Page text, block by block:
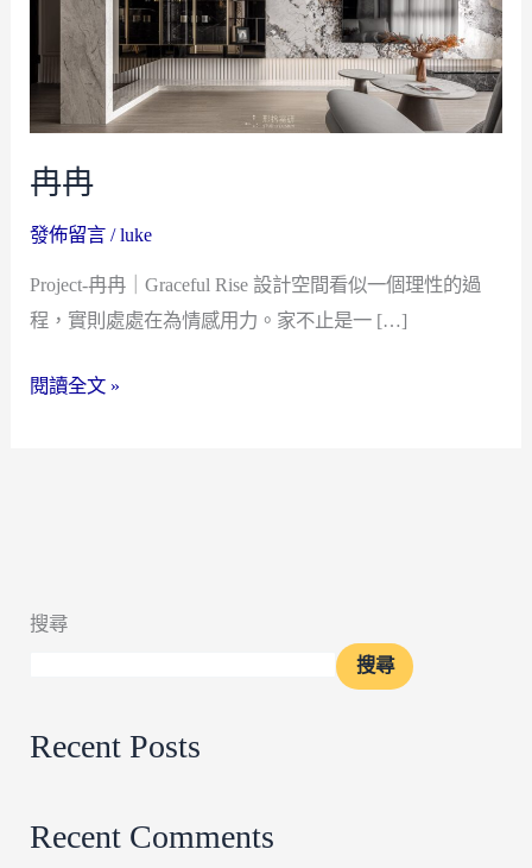
冉冉
發佈留言 /luke
Project-冉冉｜Graceful Rise 設計空間看似一個理性的過
程，實則處處在為情感用力。家不止是一 […]
閱讀全文 »
搜尋
搜尋
Recent Posts
Recent Comments